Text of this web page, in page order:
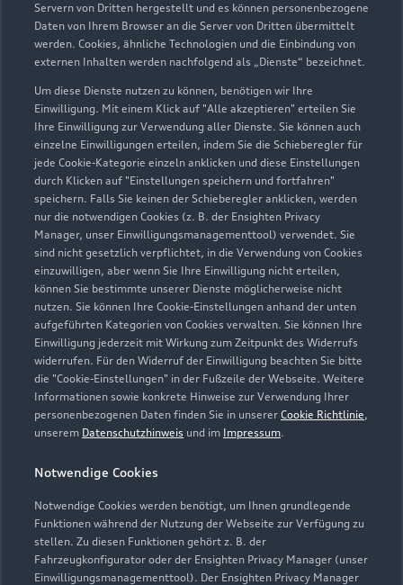
Servern von Dritten hergestellt und es können personenbezogene
Daten von Ihrem Browser an die Server von Dritten übermittelt
werden. Cookies, ähnliche Technologien und die Einbindung von
externen Inhalten werden nachfolgend als „Dienste“ bezeichnet.
Um diese Dienste nutzen zu können, benötigen wir Ihre
Einwilligung. Mit einem Klick auf "Alle akzeptieren" erteilen Sie
Ihre Einwilligung zur Verwendung aller Dienste. Sie können auch
einzelne Einwilligungen erteilen, indem Sie die Schieberegler für
jede Cookie-Kategorie einzeln anklicken und diese Einstellungen
durch Klicken auf "Einstellungen speichern und fortfahren"
speichern. Falls Sie keinen der Schieberegler anklicken, werden
nur die notwendigen Cookies (z. B. der Ensighten Privacy
Manager, unser Einwilligungsmanagementtool) verwendet. Sie
sind nicht gesetzlich verpflichtet, in die Verwendung von Cookies
einzuwilligen, aber wenn Sie Ihre Einwilligung nicht erteilen,
können Sie bestimmte unserer Dienste möglicherweise nicht
nutzen. Sie können Ihre Cookie-Einstellungen anhand der unten
aufgeführten Kategorien von Cookies verwalten. Sie können Ihre
Einwilligung jederzeit mit Wirkung zum Zeitpunkt des Widerrufs
widerrufen. Für den Widerruf der Einwilligung beachten Sie bitte
die "Cookie-Einstellungen" in der Fußzeile der Webseite. Weitere
Informationen sowie konkrete Hinweise zur Verwendung Ihrer
personenbezogenen Daten finden Sie in unserer Cookie Richtlinie,
unserem Datenschutzhinweis und im Impressum.
Notwendige Cookies
Notwendige Cookies werden benötigt, um Ihnen grundlegende
Funktionen während der Nutzung der Webseite zur Verfügung zu
stellen. Zu diesen Funktionen gehört z. B. der
Fahrzeugkonfigurator oder der Ensighten Privacy Manager (unser
Einwilligungsmanagementtool). Der Ensighten Privacy Manager
Robert-Bosch-Straße 17-19
64625 Bensheim
06251 10900
audi.be@wiest-autohaeuser.de
Kontaktdaten herunterladen
Öffnungszeiten
Schließt bald
Service
Schließt bald18:30